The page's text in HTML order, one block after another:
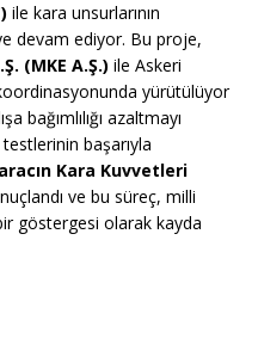
ile kara unsurlarının
devam ediyor. Bu proje,
(MKE A.Ş.) ile Askeri
yürütülüyor
bağımlılığı azaltmayı
başarıyla
Kara Kuvvetleri
ve bu süreç, milli
göstergesi olarak kayda